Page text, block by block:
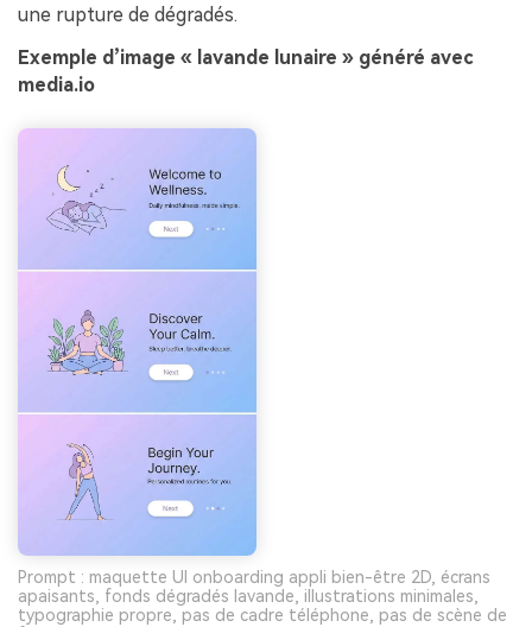
une rupture de dégradés.
Exemple d’image « lavande lunaire » généré avec
media.io
Prompt : maquette UI onboarding appli bien-être 2D, écrans
apaisants, fonds dégradés lavande, illustrations minimales,
typographie propre, pas de cadre téléphone, pas de scène de